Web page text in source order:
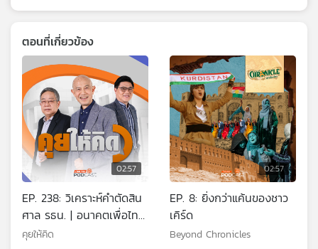
พี
เอส
แผนที่
วิทยุ
เครือ
ข่าย
ตอนที่เกี่ยวข้อง
02:57
EP. 238: วิเคราะห์คำตัดสิน
ศาล รธน. | อนาคตเพื่อไทย
จะแตกไหม | อนุทินเดินสาย
คุยให้คิด
02:57
EP. 8: ยิ่งกว่าแค้นของชาว
เคิร์ด
Beyond Chronicles